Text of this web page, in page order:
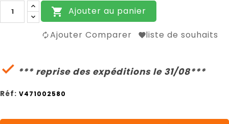
 Ajouter au panier
Ajouter Comparer liste de souhaits
 *** reprise des expéditions le 31/08***
Réf: V471002580